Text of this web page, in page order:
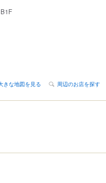
きな地図を見る 周辺のお店を探す